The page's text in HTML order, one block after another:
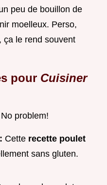
peu de bouillon de
moelleux. Perso,
ça le rend souvent
pour Cuisiner
problem!
Cette recette poulet
sans gluten.